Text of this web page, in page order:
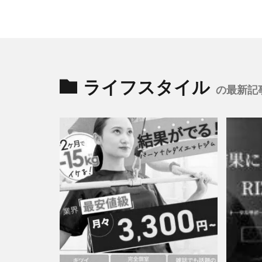
ライフスタイル の最新記